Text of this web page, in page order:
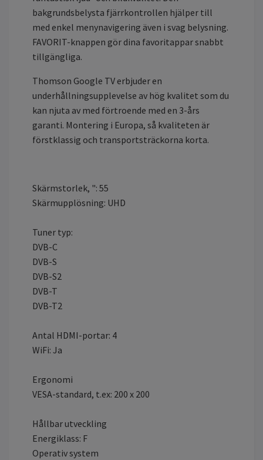
bakgrundsbelysta fjärrkontrollen hjälper till
med enkel menynavigering även i svag belysning.
FAVORIT-knappen gör dina favoritappar snabbt
tillgängliga.
Thomson Google TV erbjuder en
underhållningsupplevelse av hög kvalitet som du
kan njuta av med förtroende med en 3-års
garanti. Montering i Europa, så kvaliteten är
förstklassig och transportsträckorna korta.
Skärmstorlek, ": 55
Skärmupplösning: UHD
Tuner typ:
DVB-C
DVB-S
DVB-S2
DVB-T
DVB-T2
Antal HDMI-portar: 4
WiFi: Ja
Ergonomi
VESA-standard, t.ex: 200 x 200
Hållbar utveckling
Energiklass: F
Operativ system